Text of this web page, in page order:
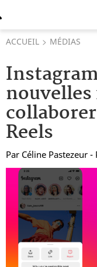
ACCUEIL MÉDIAS
nouvelles
Reels
Par Céline Pastezeur -